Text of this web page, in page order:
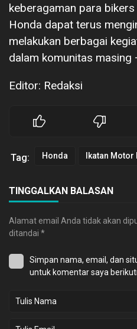
keberagaman para
Honda dapat terus
melakukan berbagai
dalam komunitas masing
Editor: Redaksi
Tag: Honda
TINGGALKAN BALASAN
Alamat email Anda tidak akan
ditandai *
Simpan nama, email, dan
untuk komentar saya